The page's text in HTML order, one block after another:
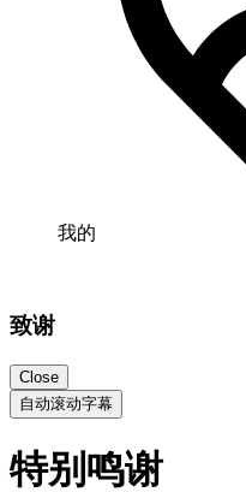
我的
致谢
Close
自动滚动字幕
特别鸣谢